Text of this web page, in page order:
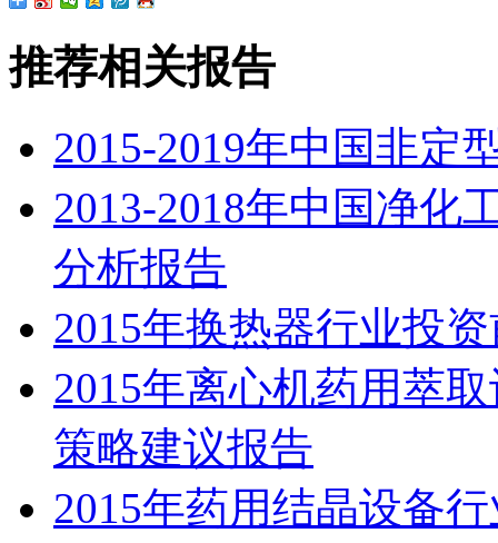
推荐相关报告
2015-2019年中国非定
2013-2018年中国净化
分析报告
2015年换热器行业投
2015年离心机药用萃
策略建议报告
2015年药用结晶设备